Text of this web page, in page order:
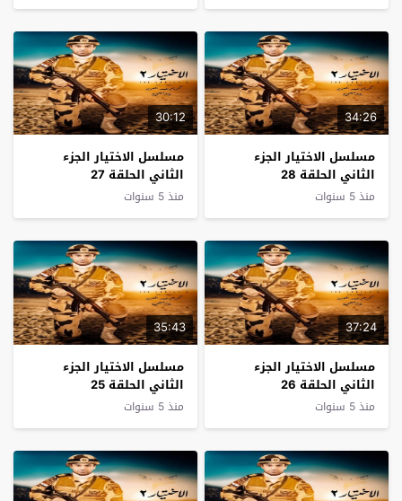
34:26
مسلسل الاختيار الجزء
الثاني الحلقة 28
منذ 5 سنوات
30:12
مسلسل الاختيار الجزء
الثاني الحلقة 27
منذ 5 سنوات
37:24
مسلسل الاختيار الجزء
الثاني الحلقة 26
منذ 5 سنوات
35:43
مسلسل الاختيار الجزء
الثاني الحلقة 25
منذ 5 سنوات